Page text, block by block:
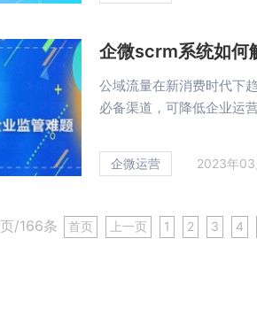
企微scrm系统如何
公域流量在新消费时代下
必备渠道，可降低企业运
企微运营 2023年
/166条 首页 上一页 1 2 3 4